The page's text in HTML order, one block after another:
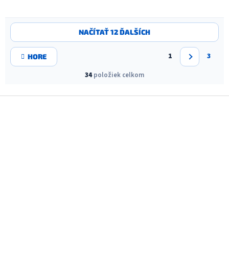
O
v
l
d
i
NAČÍTAŤ 12 ĎALŠÍCH
S
t
r
k
1 3
34položiek celkom
HORE